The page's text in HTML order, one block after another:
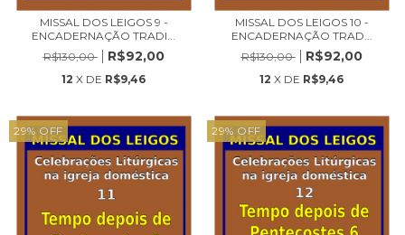
MISSAL DOS LEIGOS 9 -
ENCADERNAÇÃO TRADI...
R$130,00
R$92,00
12 X DE R$9,46
MISSAL DOS LEIGOS 10 -
ENCADERNAÇÃO TRAD...
R$130,00
R$92,00
12 X DE R$9,46
29% OFF 29% OFF